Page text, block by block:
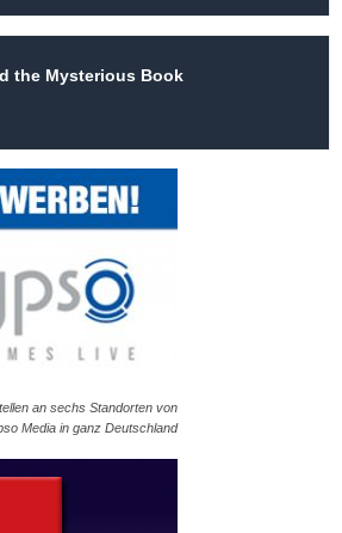
the Mysterious Book
an sechs Standorten von
Media in ganz Deutschland